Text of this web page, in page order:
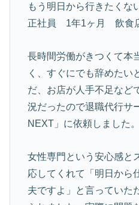
もう明日から行きたくな
正社員 1年1ヶ月 飲食
長時間労働がきつくて本
く、すぐにでも辞めたい
だ、お店が人手不足など
況だったので退職代行サ
NEXT」に依頼しました。
女性専門という安心感と
応してくれて「明日から
夫ですよ」と言っていた